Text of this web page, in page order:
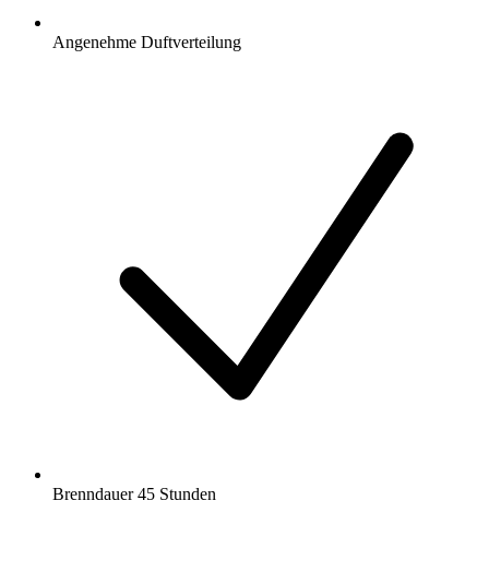
Angenehme Duftverteilung
Brenndauer 45 Stunden